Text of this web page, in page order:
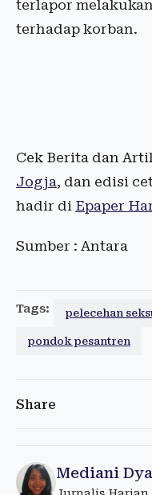
terlapor
terhadap korban.
Cek Berita dan
Jogja, dan edisi
hadir di Epaper
Sumber : Antara
Tags: pelecehan
pondok pesantren
Share
Mediani